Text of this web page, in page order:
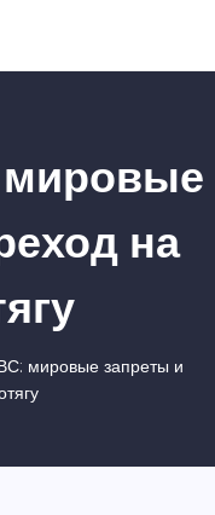
на
мировые запреты и